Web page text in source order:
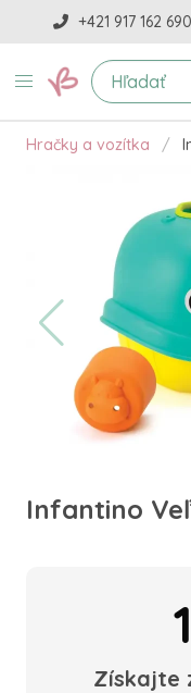
+421 917 162 690
Hračky a vozítka
Infantino
Získajte